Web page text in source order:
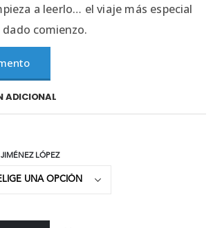
a leerlo… el viaje más especial
comienzo.
ADICIONAL
LÓPEZ